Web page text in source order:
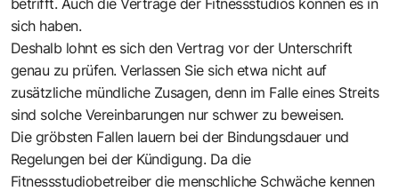
sich haben.
Deshalb lohnt es sich den Vertrag vor der Unterschrift
genau zu prüfen. Verlassen Sie sich etwa nicht auf
zusätzliche mündliche Zusagen, denn im Falle eines Streits
sind solche Vereinbarungen nur schwer zu beweisen.
Die gröbsten Fallen lauern bei der Bindungsdauer und
Regelungen bei der Kündigung. Da die
Fitnessstudiobetreiber die menschliche Schwäche kennen